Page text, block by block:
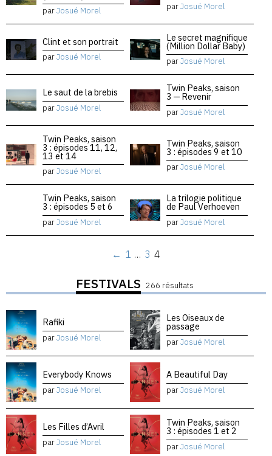
parJosué Morel parJosué Morel
Clint et son portrait
parJosué Morel
Le secret magnifique
(Million Dollar Baby)
parJosué Morel
Le saut de la brebis
parJosué Morel
Twin Peaks, saison
3 — Revenir
parJosué Morel
Twin Peaks, saison
3 : épisodes 11, 12,
13 et 14
parJosué Morel
Twin Peaks, saison
3 : épisodes 9 et 10
parJosué Morel
Twin Peaks, saison
3 : épisodes 5 et 6
parJosué Morel
La trilogie politique
de Paul Verhoeven
parJosué Morel
← 1 … 3 4
FESTIVALS 266 résultats
Rafiki
parJosué Morel
Les Oiseaux de
passage
parJosué Morel
Everybody Knows
parJosué Morel
A Beautiful Day
parJosué Morel
Les Filles d’Avril
parJosué Morel
Twin Peaks, saison
3 : épisodes 1 et 2
parJosué Morel